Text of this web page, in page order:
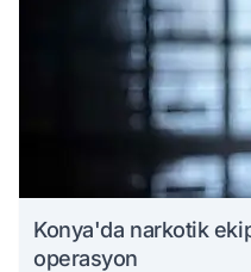
Konya'da narkotik
operasyon